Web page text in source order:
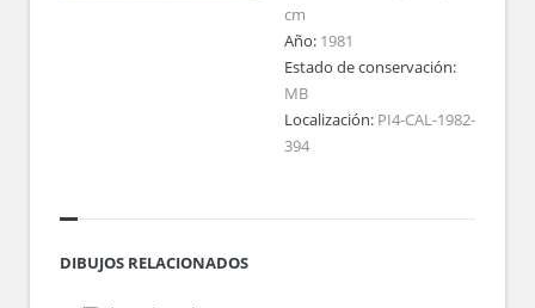
cm
Año: 1981
Estado de conservación:
MB
Localización: PI4-CAL-1982-
394
DIBUJOS RELACIONADOS